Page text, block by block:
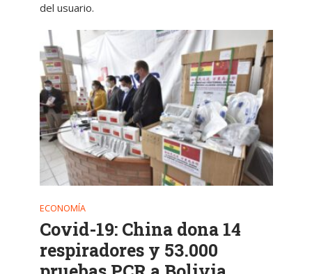
del usuario.
ECONOMÍA
Covid-19: China dona 14
respiradores y 53.000